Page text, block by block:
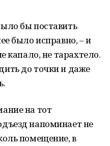
бы поставить
было исправно, – и
капало, не тарахтело.
до точки и даже
на тот
напоминает не
помещение, в